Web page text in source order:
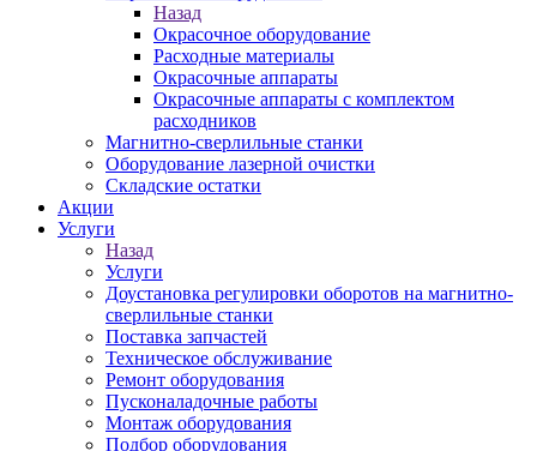
Назад
Окрасочное оборудование
Расходные материалы
Окрасочные аппараты
Окрасочные аппараты с комплектом
расходников
Магнитно-сверлильные станки
Оборудование лазерной очистки
Складские остатки
Акции
Услуги
Назад
Услуги
Доустановка регулировки оборотов на магнитно-
сверлильные станки
Поставка запчастей
Техническое обслуживание
Ремонт оборудования
Пусконаладочные работы
Монтаж оборудования
Подбор оборудования